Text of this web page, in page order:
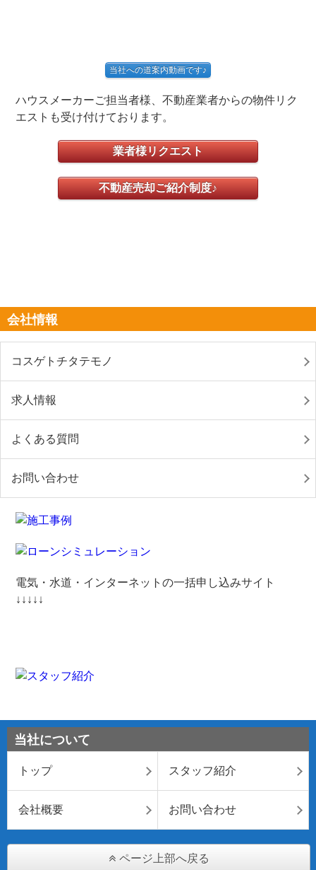
当社への道案内動画です♪
ハウスメーカーご担当者様、不動産業者からの物件リク
エストも受け付けております。
業者様リクエスト
不動産売却ご紹介制度♪
会社情報
コスゲトチタテモノ
求人情報
よくある質問
お問い合わせ
電気・水道・インターネットの一括申し込みサイト
↓↓↓↓↓
当社について
トップ スタッフ紹介
会社概要 お問い合わせ
ページ上部へ戻る